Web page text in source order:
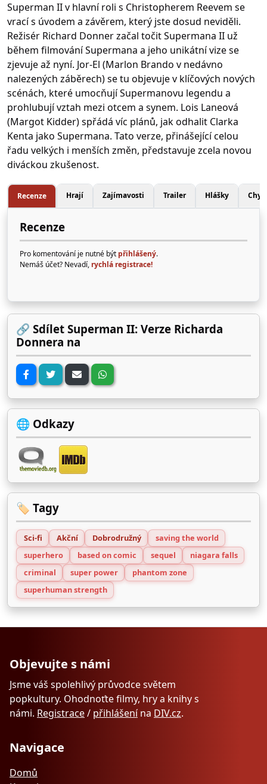
Superman II v hlavní roli s Christopherem Reevem se
vrací s úvodem a závěrem, který jste dosud neviděli.
Režisér Richard Donner začal točit Supermana II už
během filmování Supermana a jeho unikátní vize se
zjevuje až nyní. Jor-El (Marlon Brando v nedávno
nalezených záběrech) se tu objevuje v klíčových nových
scénách, které umocňují Supermanovu legendu a
prohlubují vztah mezi otcem a synem. Lois Laneová
(Margot Kidder) spřádá víc plánů, jak odhalit Clarka
Kenta jako Supermana. Tato verze, přinášející celou
řadu velkých i menších změn, představuje zcela novou
diváckou zkušenost.
Recenze Hrají Zajímavosti Trailer Hlášky
Recenze
Pro komentování je nutné být přihlášený.
Nemáš účet? Nevadí, rychlá registrace!
🔗 Sdílet Superman II: Verze Richarda
Donnera na
🌐 Odkazy
🏷️ Tagy
Sci-fi Akční Dobrodružný
saving the world
superhero
based on comic sequel
niagara falls
criminal
super power
phantom zone
superhuman strength
Objevujte s námi
Jsme váš spolehlivý průvodce světem
popkultury. Ohodnoťte filmy, hry a knihy s
námi. Registrace/ přihlášenína DIV.cz.
Navigace
Domů